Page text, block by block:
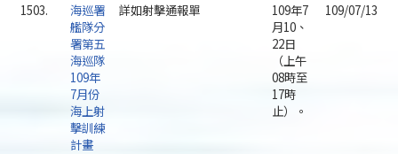
1503.
海巡署
艦隊分
署第五
海巡隊
109年
7月份
海上射
擊訓練
計畫
詳如射擊通報單
109年7
月10、
22日
（上午
08時至
17時
止）。
109/07/13